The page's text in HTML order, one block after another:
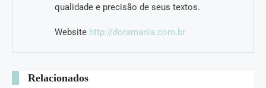
qualidade e precisão de seus textos.
Website http://doramania.com.br
Relacionados